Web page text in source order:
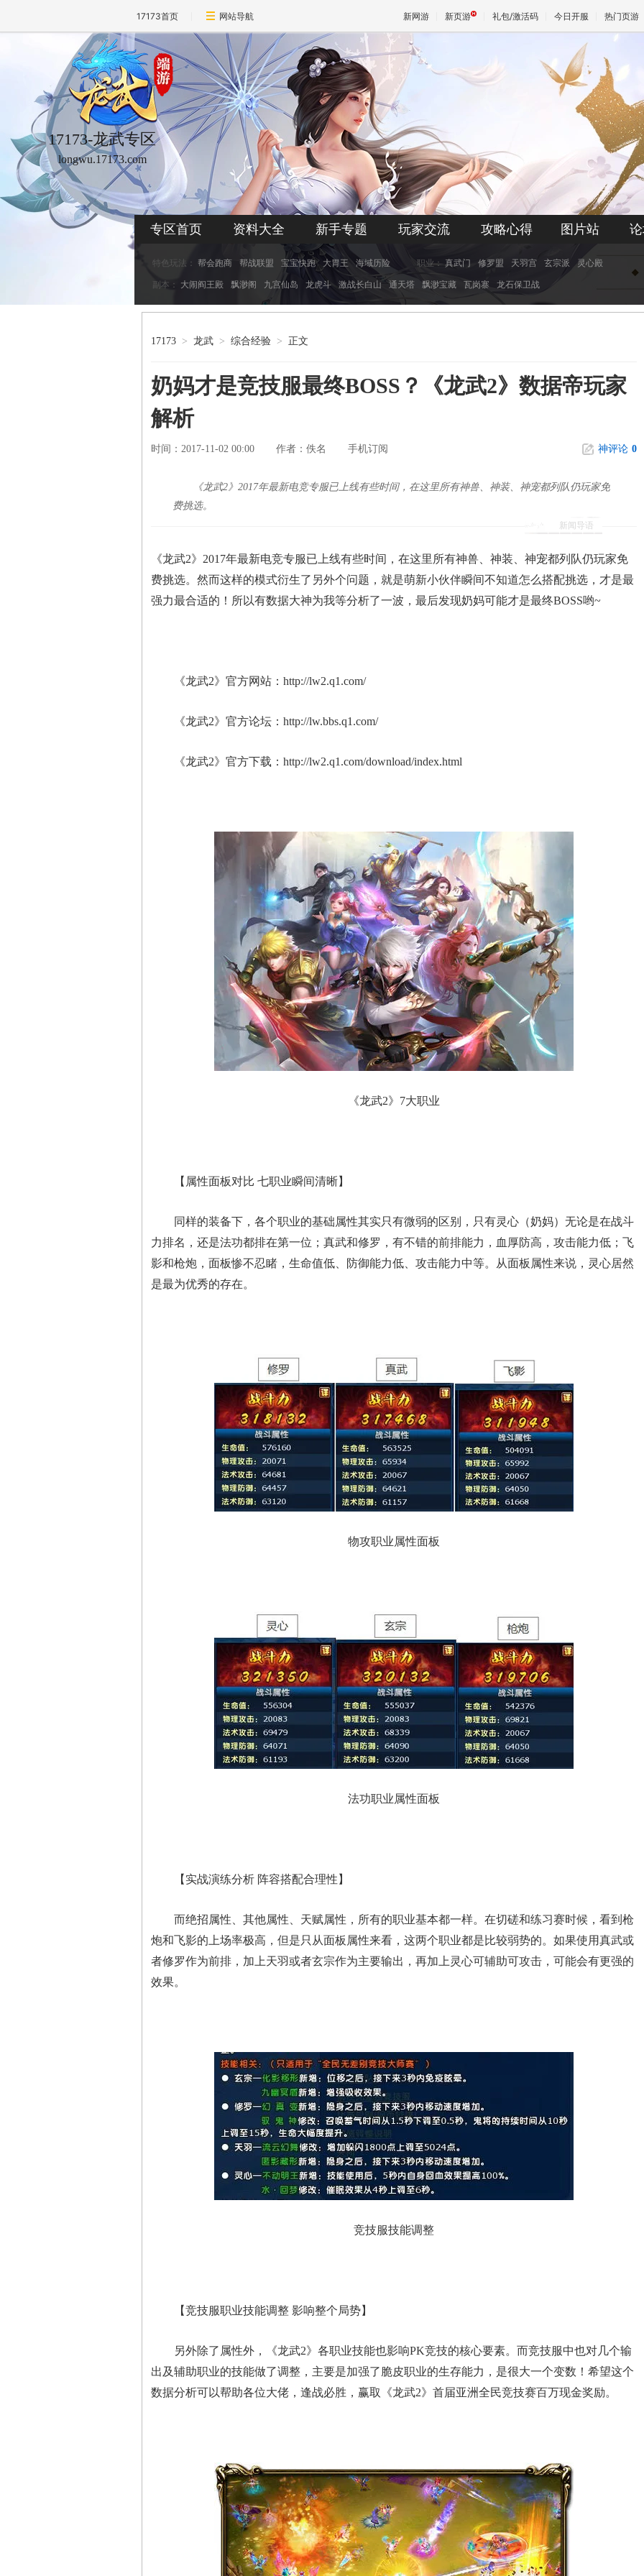
17173首页 网站导航 新网游 新页游 礼包/激活码 今日开服 热门页游
天堂
王权与
17173-龙武专区
longwu.17173.com
专区首页 资料大全 新手专题 玩家交流 攻略心得 图片站
特色玩法： 帮会跑商 帮战联盟 宝宝快跑 大胃王 海域历险 职业： 真武门 修罗盟 天羽宫 玄宗派 灵心殿
副本： 大闹阎王殿 飘渺阁 九宫仙岛 龙虎斗 激战长白山 通天塔 飘渺宝藏 瓦岗寨 龙石保卫战
17173 > 龙武 > 综合经验 > 正文
奶妈才是竞技服最终BOSS？《龙武2》数据帝玩家
解析
时间：2017-11-02 00:00 作者： 佚名 手机订阅 神评论 0
新闻导语
《龙武2》2017年最新电竞专服已上线有些时间，在这里所有神兽、神装、神宠都列队仍玩家免
费挑选。
《龙武2》2017年最新电竞专服已上线有些时间，在这里所有神兽、神装、神宠都列队仍玩家免
费挑选。然而这样的模式衍生了另外个问题，就是萌新小伙伴瞬间不知道怎么搭配挑选，才是最
强力最合适的！所以有数据大神为我等分析了一波，最后发现奶妈可能才是最终BOSS哟~
《龙武2》官方网站：http://lw2.q1.com/
《龙武2》官方论坛：http://lw.bbs.q1.com/
《龙武2》官方下载：http://lw2.q1.com/download/index.html
《龙武2》7大职业
【属性面板对比 七职业瞬间清晰】
同样的装备下，各个职业的基础属性其实只有微弱的区别，只有灵心（奶妈）无论是在战斗
力排名，还是法功都排在第一位；真武和修罗，有不错的前排能力，血厚防高，攻击能力低；飞
影和枪炮，面板惨不忍睹，生命值低、防御能力低、攻击能力中等。从面板属性来说，灵心居然
是最为优秀的存在。
物攻职业属性面板
法功职业属性面板
【实战演练分析 阵容搭配合理性】
而绝招属性、其他属性、天赋属性，所有的职业基本都一样。在切磋和练习赛时候，看到枪
炮和飞影的上场率极高，但是只从面板属性来看，这两个职业都是比较弱势的。如果使用真武或
者修罗作为前排，加上天羽或者玄宗作为主要输出，再加上灵心可辅助可攻击，可能会有更强的
效果。
竞技服技能调整
【竞技服职业技能调整 影响整个局势】
另外除了属性外，《龙武2》各职业技能也影响PK竞技的核心要素。而竞技服中也对几个输
出及辅助职业的技能做了调整，主要是加强了脆皮职业的生存能力，是很大一个变数！希望这个
数据分析可以帮助各位大佬，逢战必胜，赢取《龙武2》首届亚洲全民竞技赛百万现金奖励。